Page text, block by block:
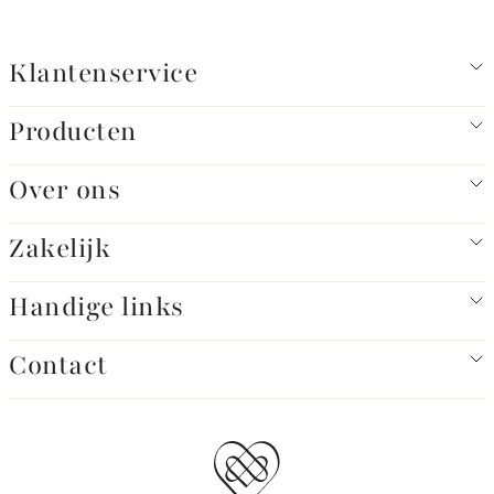
Klantenservice
Producten
Over ons
Zakelijk
Handige links
Contact